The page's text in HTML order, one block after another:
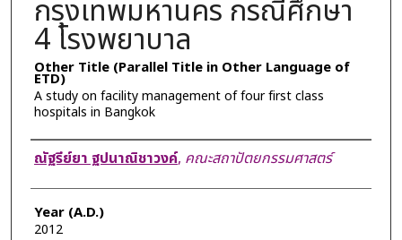
กรุงเทพมหานคร กรณีศึกษา
4 โรงพยาบาล
Other Title (Parallel Title in Other Language of
ETD)
A study on facility management of four first class
hospitals in Bangkok
Author
ณัฐรีย์ยา ฐปนาณิชาวงค์, คณะสถาปัตยกรรมศาสตร์
Year (A.D.)
2012